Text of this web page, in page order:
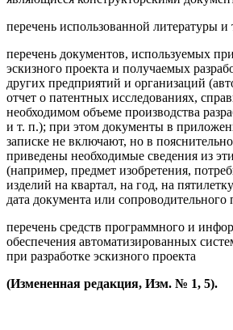
перечень использованной литературы и
перечень документов, используемых
эскизного проекта и получаемых
других предприятий и организаций
отчет о патентных исследованиях,
необходимом объеме производства
и т. п.); при этом документы в
записке не включают, но в
приведены необходимые сведения из
(например, предмет изобретения,
изделий на квартал, на год, на
дата документа или сопроводительного
перечень средств программного и
обеспечения автоматизированных
при разработке эскизного проекта
(Измененная редакция, Изм. № 1, 5).